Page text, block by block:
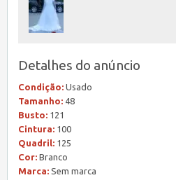
Detalhes do anúncio
Condição: Usado
Tamanho: 48
Busto: 121
Cintura: 100
Quadril: 125
Cor: Branco
Marca: Sem marca